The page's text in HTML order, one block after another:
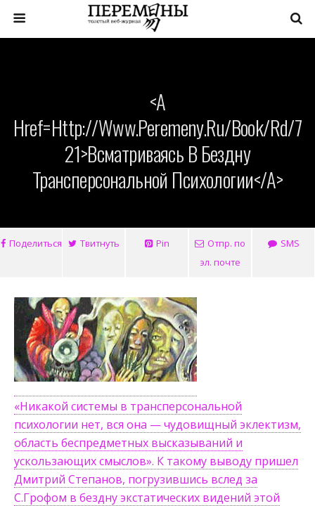
<a
Href=http://www.peremeny.ru/book/rd/7
21>Всматриваясь В Бездну
Трансперсональной Психологии</a>
Поделиться Твитнуть Pin
Отпр. по
эл. почте
SMS
«Никакой системы в трансперсональной
психологии нет, вся она — чудовищный эклектизм,
область беспредметных высказываний и
ускользающих смыслов». К такому выводу пришел
Дмитрий Степанов, погрузившись вслед за
С.Грофом в бездну экстатических видений этой